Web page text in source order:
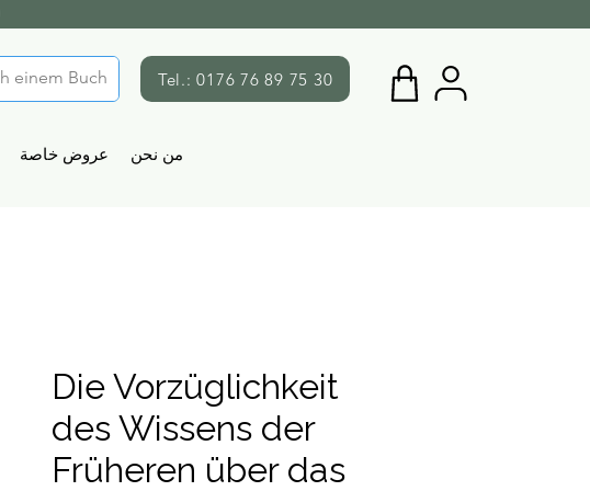
Tel.: 0176 76 89 75 30
عروض خاصة من نحن
Die Vorzüglichkeit
des Wissens der
Früheren über das